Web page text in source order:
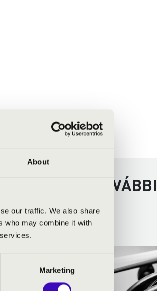
About
our traffic. We also share
who may combine it with
Marketing
- SZEGED - TOVÁBBI